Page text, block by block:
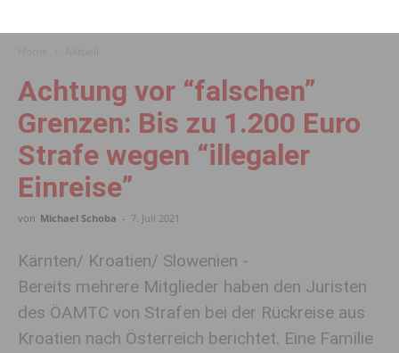
Achtung vor “falschen”
Grenzen: Bis zu 1.200 Euro
Strafe wegen “illegaler
Einreise”
von Michael Schoba - 7. Juli 2021
Kärnten/ Kroatien/ Slowenien -
Bereits mehrere Mitglieder haben den Juristen
des ÖAMTC von Strafen bei der Rückreise aus
Kroatien nach Österreich berichtet. Eine Familie